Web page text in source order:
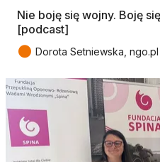
Nie boję się wojny. Boję
[podcast]
● Dorota Setniewska, ngo.pl